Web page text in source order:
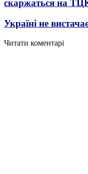
скаржаться на
Україні не
Читати коментарі